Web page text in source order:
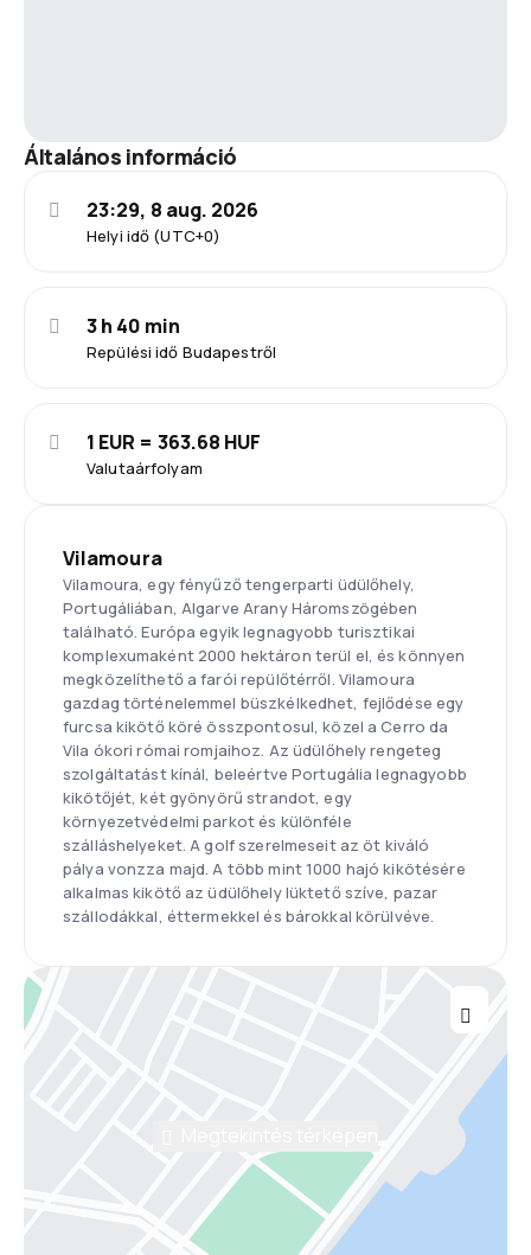
Általános információ
Helyi idő (UTC+0)
23:29, 8 aug. 2026
Repülési idő Budapestről
3 h 40 min
Valutaárfolyam
1 EUR = 363.68 HUF
Vilamoura
Vilamoura, egy fényűző tengerparti üdülőhely,
Portugáliában, Algarve Arany Háromszögében
található. Európa egyik legnagyobb turisztikai
komplexumaként 2000 hektáron terül el, és könnyen
megközelíthető a farói repülőtérről. Vilamoura
gazdag történelemmel büszkélkedhet, fejlődése egy
furcsa kikötő köré összpontosul, közel a Cerro da
Vila ókori római romjaihoz. Az üdülőhely rengeteg
szolgáltatást kínál, beleértve Portugália legnagyobb
kikötőjét, két gyönyörű strandot, egy
környezetvédelmi parkot és különféle
szálláshelyeket. A golf szerelmeseit az öt kiváló
pálya vonzza majd. A több mint 1000 hajó kikötésére
alkalmas kikötő az üdülőhely lüktető szíve, pazar
szállodákkal, éttermekkel és bárokkal körülvéve.